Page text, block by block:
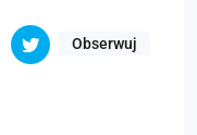
Obserwuj